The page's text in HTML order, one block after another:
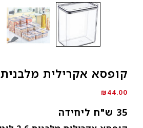
קופסא אקרילית מלבנית 2.6 ליטר
₪44.00
35 ש"ח ליחידה